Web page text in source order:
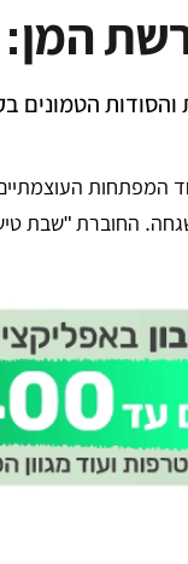
החוברת "שבת